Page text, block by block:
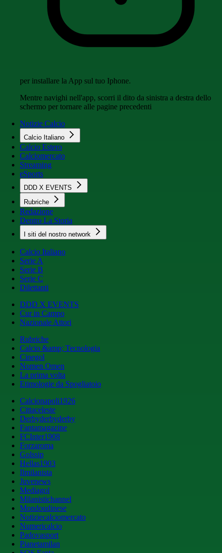
per installare la App sul tuo Iphone.
Mentre navighi nell'app, scorri il dito da sinistra a destra dello
schermo per tornare alle pagine precedenti
Notizie Calcio
Calcio Italiano
Calcio Estero
Calciomercato
Streaming
eSports
DDD X EVENTS
Rubriche
Redazione
Dentro La Storia
I siti del nostro network
Calcio Italiano
Serie A
Serie B
Serie C
Dilettanti
DDD X EVENTS
Cur in Campo
Nazionale Attori
Rubriche
Calcio &amp; Tecnologia
Cinegol
Nomen Omen
La prima volta
Etimologie da Spogliatoio
Calcionapoli1926
Cittaceleste
Derbyderbyderby
Fantamagazine
FCInter1908
Forzaroma
Golssip
Hellas1903
Ilmilanista
Juvenews
Mediagol
Milanistichannel
Mondoudinese
Notiziecalciomercato
Numericalcio
Padovasport
Pianetamilan